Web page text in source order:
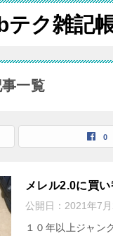
テク雑記
一覧
0
メレル2.0に買
公開日： 2021年7
１０年以上ジャン